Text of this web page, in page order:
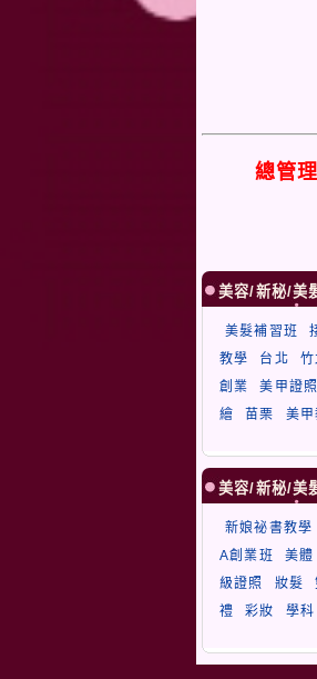
總管
美容/新秘/美
美髮補習班
教學
台北 竹
創業
美甲證照
繪
苗栗 美甲
美容/新秘/美
新娘祕書教學
A創業班
美體
級證照
妝髮
禮
彩妝 學科